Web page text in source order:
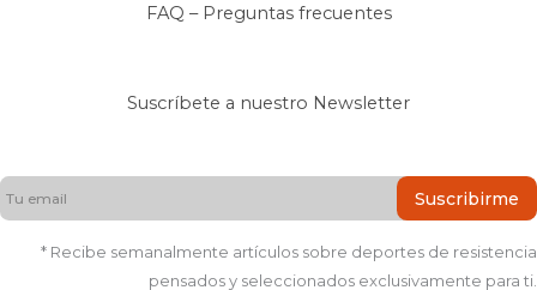
FAQ – Preguntas frecuentes
Suscríbete a nuestro Newsletter
Suscribirme
* Recibe semanalmente artículos sobre deportes de resistencia
pensados y seleccionados exclusivamente para ti.